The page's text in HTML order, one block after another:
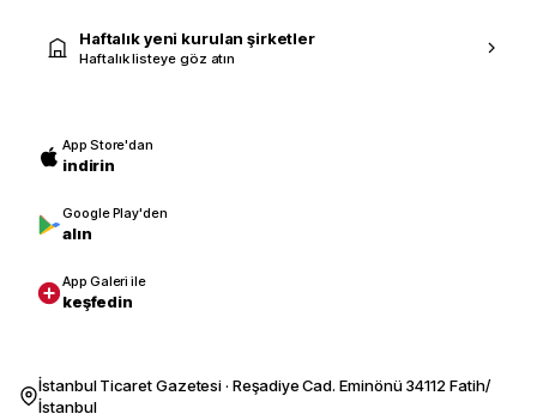
Haftalık yeni kurulan şirketler
Haftalık listeye göz atın
App Store'dan
indirin
Google Play'den
alın
App Galeri ile
keşfedin
İstanbul Ticaret Gazetesi · Reşadiye Cad. Eminönü 34112 Fatih/
İstanbul